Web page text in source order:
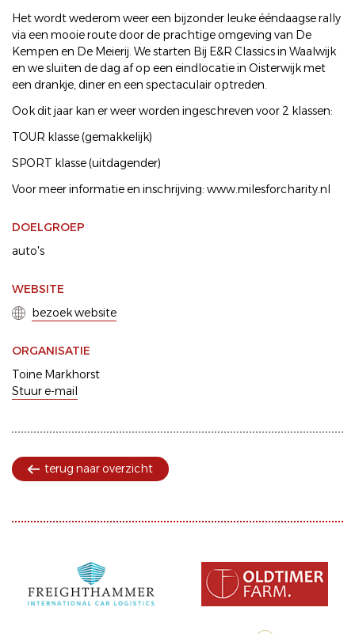
Het wordt wederom weer een bijzonder leuke ééndaagse rally
via een mooie route door de prachtige omgeving van De
Kempen en De Meierij. We starten Bij E&R Classics in Waalwijk
en we sluiten de dag af op een eindlocatie in Oisterwijk met
een drankje, diner en een spectaculair optreden.
Ook dit jaar kan er weer worden ingeschreven voor 2 klassen:
TOUR klasse (gemakkelijk)
SPORT klasse (uitdagender)
Voor meer informatie en inschrijving: www.milesforcharity.nl
DOELGROEP
auto's
WEBSITE
bezoek website
ORGANISATIE
Toine Markhorst
Stuur e-mail
terug naar overzicht